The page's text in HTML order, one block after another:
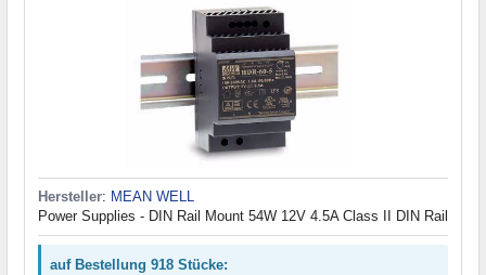
Hersteller: MEAN WELL
Power Supplies - DIN Rail Mount 54W 12V 4.5A Class II DIN Rail
auf Bestellung 918 Stücke: